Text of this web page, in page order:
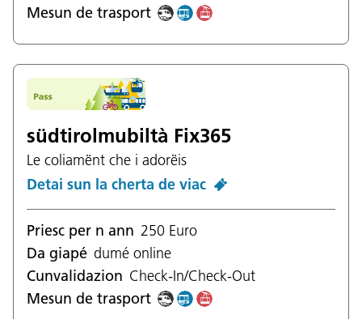
Mesun de trasport
südtirolmubiltà Fix365
Le coliamënt che i adorëis
Detai sun la cherta de viac
Priesc per n ann 250 Euro
Da giapé dumé online
Cunvalidazion Check-In/Check-Out
Mesun de trasport